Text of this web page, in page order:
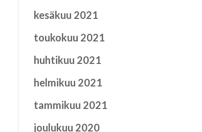
kesäkuu 2021
toukokuu 2021
huhtikuu 2021
helmikuu 2021
tammikuu 2021
joulukuu 2020